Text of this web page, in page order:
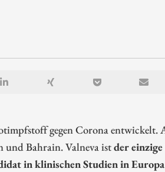
gegen Corona entwickelt.
Bahrain. Valneva istder
in klinischen Studien in